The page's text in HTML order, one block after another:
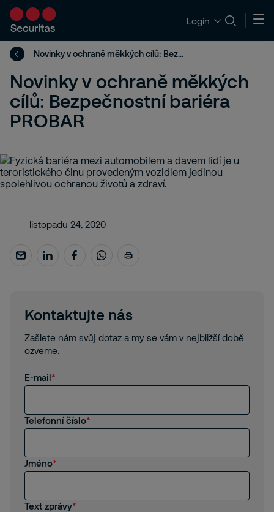
Login
Novinky v ochraně měkkých cílů: Bezpečnostní bariéra PROBAR
Novinky v ochraně měkkých
cílů: Bezpečnostní bariéra
PROBAR
listopadu 24, 2020
Kontaktujte nás
Zašlete nám svůj dotaz a my se vám v nejbližší době
ozveme.
E-mail
Telefonní číslo
Jméno
Text zprávy